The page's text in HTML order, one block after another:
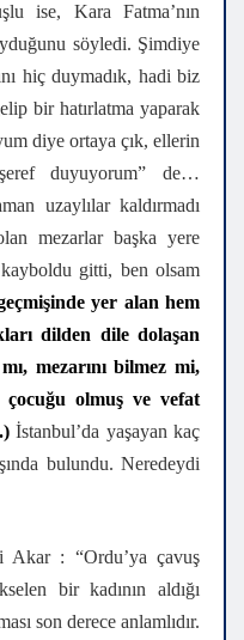
ise, Kara Fatma’nın
söyledi. Şimdiye
hiç duymadık, hadi biz
bir hatırlatma yaparak
diye ortaya çık, ellerin
duyuyorum” de…
uzaylılar kaldırmadı
mezarlar başka yere
kayboldu gitti, ben olsam
yer alan hem
dilden dile dolaşan
mezarını bilmez mi,
olmuş ve vefat
İstanbul’da yaşayan kaç
bulundu. Neredeydi
Akar : “Ordu’ya çavuş
bir kadının aldığı
son derece anlamlıdır.